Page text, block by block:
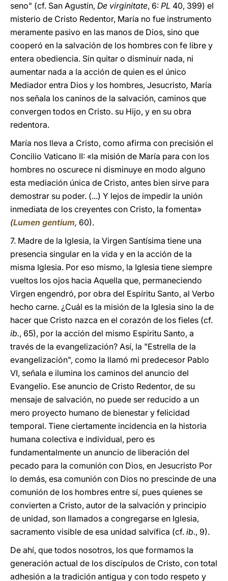
seno" (cf. San Agustín, De virginitate, 6: PL 40, 399) el
misterio de Cristo Redentor, María no fue instrumento
meramente pasivo en las manos de Dios, sino que
cooperó en la salvación de los hombres con fe libre y
entera obediencia. Sin quitar o disminuir nada, ni
aumentar nada a la acción de quien es el único
Mediador entra Dios y los hombres, Jesucristo, María
nos señala los caninos de la salvación, caminos que
convergen todos en Cristo. su Hijo, y en su obra
redentora.
María nos lleva a Cristo, como afirma con precisión el
Concilio Vaticano II: «la misión de María para con los
hombres no oscurece ni disminuye en modo alguno
esta mediación única de Cristo, antes bien sirve para
demostrar su poder. (...) Y lejos de impedir la unión
inmediata de los creyentes con Cristo, la fomenta»
(Lumen gentium, 60).
7. Madre de la Iglesia, la Virgen Santísima tiene una
presencia singular en la vida y en la acción de la
misma Iglesia. Por eso mismo, la Iglesia tiene siempre
vueltos los ojos hacia Aquella que, permaneciendo
Virgen engendró, por obra del Espíritu Santo, al Verbo
hecho carne. ¿Cuál es la misión de la Iglesia sino la de
hacer que Cristo nazca en el corazón de los fieles (cf.
ib., 65), por la acción del mismo Espíritu Santo, a
través de la evangelización? Así, la "Estrella de la
evangelización", como la llamó mi predecesor Pablo
VI, señala e ilumina los caminos del anuncio del
Evangelio. Ese anuncio de Cristo Redentor, de su
mensaje de salvación, no puede ser reducido a un
mero proyecto humano de bienestar y felicidad
temporal. Tiene ciertamente incidencia en la historia
humana colectiva e individual, pero es
fundamentalmente un anuncio de liberación del
pecado para la comunión con Dios, en Jesucristo Por
lo demás, esa comunión con Dios no prescinde de una
comunión de los hombres entre sí, pues quienes se
convierten a Cristo, autor de la salvación y principio
de unidad, son llamados a congregarse en Iglesia,
sacramento visible de esa unidad salvífica (cf. ib., 9).
De ahí, que todos nosotros, los que formamos la
generación actual de los discípulos de Cristo, con total
adhesión a la tradición antigua y con todo respeto y